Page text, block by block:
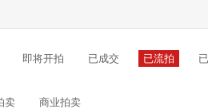
即将开拍 已成交 已流拍
卖 商业拍卖